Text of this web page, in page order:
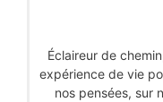
Éclaireur de
expérience de vie
nos pensées, sur